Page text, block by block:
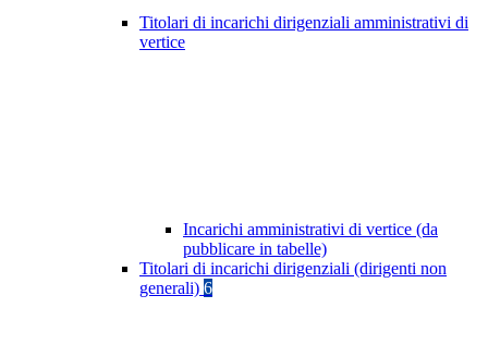
Titolari di incarichi dirigenziali amministrativi di
vertice
Incarichi amministrativi di vertice (da
pubblicare in tabelle)
Titolari di incarichi dirigenziali (dirigenti non
generali) 6